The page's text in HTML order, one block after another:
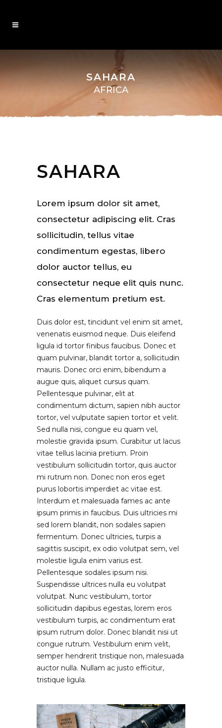
SAHARA
AFRICA
SAHARA
Lorem ipsum dolor sit amet,
consectetur adipiscing elit. Cras
sollicitudin, tellus vitae
condimentum egestas, libero
dolor auctor tellus, eu
consectetur neque elit quis nunc.
Cras elementum pretium est.
Duis dolor est, tincidunt vel enim sit amet,
venenatis euismod neque. Duis eleifend
ligula id tortor finibus faucibus. Donec et
quam pulvinar, blandit tortor a, sollicitudin
mauris. Donec orci enim, bibendum a
augue quis, aliquet cursus quam.
Pellentesque pulvinar, elit at
condimentum dictum, sapien nibh auctor
tortor, vel vulputate sapien tortor et velit.
Sed nulla nisi, congue eu quam vel,
molestie gravida ipsum. Curabitur ut lacus
vitae tellus lacinia pretium. Proin
vestibulum sollicitudin tortor, quis auctor
mi rutrum non. Donec non eros eget
purus lobortis imperdiet ac vitae est.
Interdum et malesuada fames ac ante
ipsum primis in faucibus. Duis ultricies mi
sed lorem blandit, non sodales sapien
fermentum. Donec ultricies, turpis a
sagittis suscipit, ex odio volutpat sem, vel
molestie ligula enim varius est.
Pellentesque sodales ipsum nisi.
Suspendisse ultrices nulla eu volutpat
volutpat. Nunc vestibulum, tortor
sollicitudin dapibus egestas, lorem eros
vestibulum turpis, ac condimentum erat
ipsum rutrum dolor. Donec blandit nisi ut
congue rutrum. Vestibulum enim velit,
semper hendrerit tristique non, malesuada
auctor nulla. Nullam ac justo efficitur,
tristique ligula.